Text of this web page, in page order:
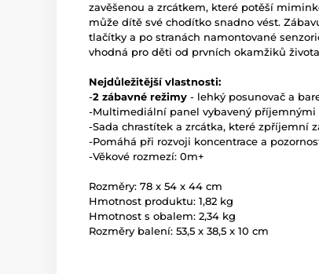
zavěšenou a zrcátkem, které potěší
může dítě své chodítko snadno vést.
tlačítky a po stranách namontované
vhodná pro děti od prvních okamžiků
Nejdůležitější vlastnosti:
-2 zábavné režimy - lehký posunovač a
-Multimediální panel vybavený
-Sada chrastítek a zrcátka, které zpříjemní
-Pomáhá při rozvoji koncentrace a
-Věkové rozmezí: 0m+
Rozměry: 78 x 54 x 44 cm
Hmotnost produktu: 1,82 kg
Hmotnost s obalem: 2,34 kg
Rozměry balení: 53,5 x 38,5 x 10 cm